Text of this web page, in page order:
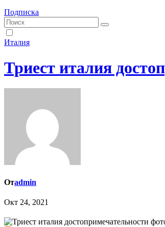
Подписка
Италия
Триест италия
Отadmin
Окт 24, 2021